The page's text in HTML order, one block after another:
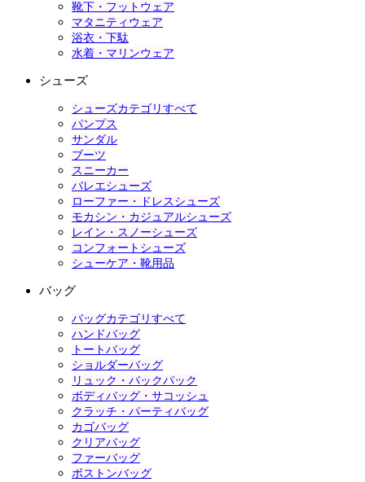
靴下・フットウェア
マタニティウェア
浴衣・下駄
水着・マリンウェア
シューズ
シューズカテゴリすべて
パンプス
サンダル
ブーツ
スニーカー
バレエシューズ
ローファー・ドレスシューズ
モカシン・カジュアルシューズ
レイン・スノーシューズ
コンフォートシューズ
シューケア・靴用品
バッグ
バッグカテゴリすべて
ハンドバッグ
トートバッグ
ショルダーバッグ
リュック・バックパック
ボディバッグ・サコッシュ
クラッチ・パーティバッグ
カゴバッグ
クリアバッグ
ファーバッグ
ボストンバッグ